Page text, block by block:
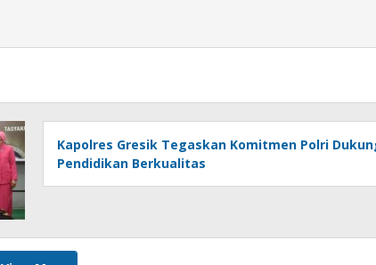
Kapolres Gresik Tegaskan Komitmen Polri
Pendidikan Berkualitas